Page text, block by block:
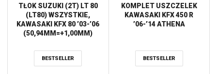
TŁOK SUZUKI (2T) LT 80
(LT80) WSZYSTKIE,
KAWASAKI KFX 80 ’03-’06
(50,94MM=+1,00MM)
BESTSELLER
KOMPLET USZCZELEK
KAWASAKI KFX 450 R
’06-’14 ATHENA
BESTSELLER